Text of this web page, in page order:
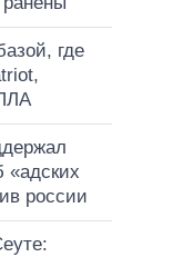
где
«адских
россии